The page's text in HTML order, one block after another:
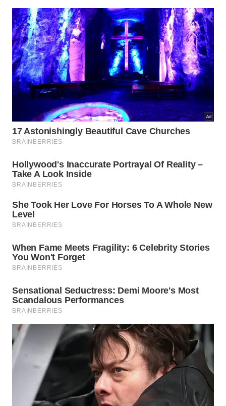
Local: Biblioteca Pública Roberto Santos
9
15h – O Homem Das Novidades (The Cameraman,
Keaton. 12 anos).
Sinopse: Tentando se aproximar da secretária do
câmera fotográfica por uma de cinema.
Local: Biblioteca Pública Roberto Santos
Sessão de curtas